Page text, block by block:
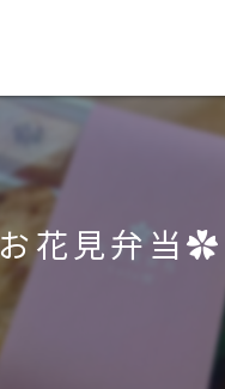
お花見弁当✿